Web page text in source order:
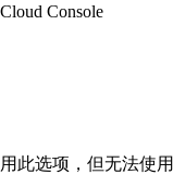
Console
此选项，但无法使用